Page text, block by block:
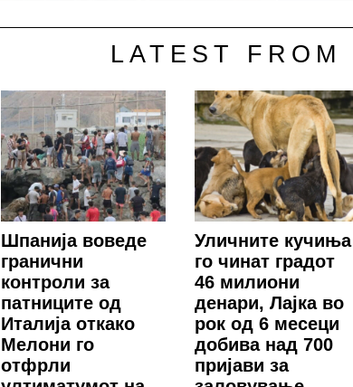
LATEST FROM
Шпанија воведе
гранични
контроли за
патниците од
Италија откако
Мелони го
отфрли
Уличните кучиња
го чинат градот
46 милиони
денари, Лајка во
рок од 6 месеци
добива над 700
пријави за